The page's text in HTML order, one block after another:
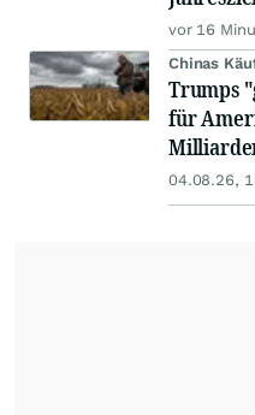
vor 16
Chinas
Trumps
für
04.08.26,